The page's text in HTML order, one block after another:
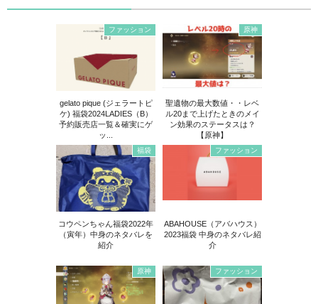
ファッション
gelato pique (ジェラートピ
ケ) 福袋2024LADIES（B）
予約販売店一覧＆確実にゲ
ッ...
原神
聖遺物の最大数値・・レベ
ル20まで上げたときのメイ
ン効果のステータスは？
【原神】
福袋
コウペンちゃん福袋2022年
（寅年）中身のネタバレを
紹介
ファッション
ABAHOUSE（アバハウス）
2023福袋 中身のネタバレ紹
介
原神 ファッション